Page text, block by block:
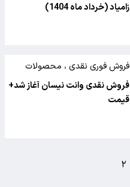
زامیاد (خرداد ماه 1404)
فروش فوری نقدی ، محصولات
شرکت زامیاد
فروش نقدی وانت نیسان آغاز شد+
قیمت
۲